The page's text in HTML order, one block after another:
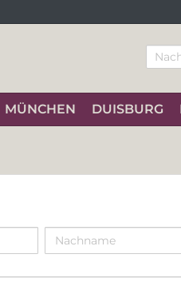
MÜNCHEN DUISBURG